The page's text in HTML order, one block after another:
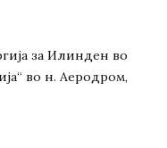
за Илинден во
во н. Аеродром,